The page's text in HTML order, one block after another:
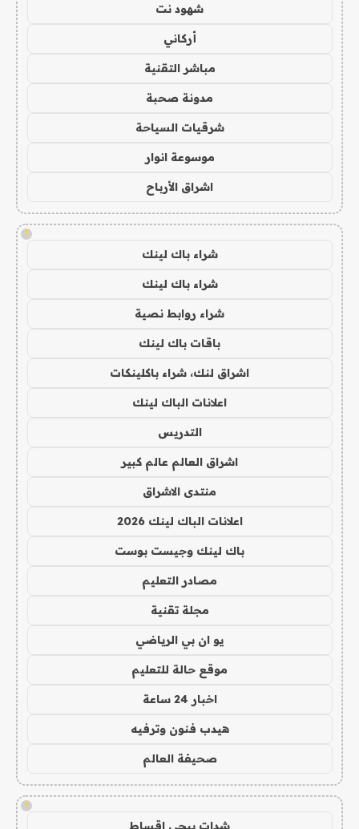
شهود نت
أركاني
مباشر التقنية
مدونة صحبة
شرقيات السياحة
موسوعة انوار
اشراق الأرباح
!
شراء باك لينك
شراء باك لينك
شراء روابط نصية
باقات باك لينك
اشراق لنك، شراء باكلينكات
اعلانات الباك لينك
التدريس
اشراق العالم عالم كبير
منتدى الاشراق
اعلانات الباك لينك 2026
باك لينك وجيست بوست
مصادر التعليم
مجلة تقنية
يو ان بي الرياضي
موقع حالة للتعليم
اخبار 24 ساعة
هيدب فنون وترفيه
صحيفة العالم
!
شدات ببجي اقساط